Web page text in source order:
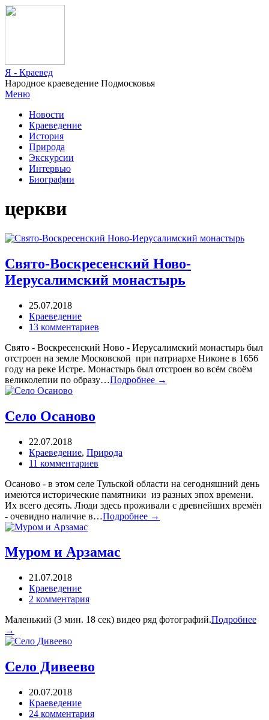
Я - Краевед
Народное краеведение Подмосковья
Меню
Новости
Краеведение
История
Природа
Экскурсии
Интервью
Биографии
церкви
Свято-Воскресенский Ново-
Иерусалимский монастырь
25.07.2018
Краеведение
13 комментариев
Свято - Воскресенский Ново - Иерусалимский монастырь был
отстроен на земле Московской при патриархе Никоне в 1656
году на реке Истре. Монастырь был отстроен во всём своём
великолепии по образу…Подробнее →
Село Осаново
22.07.2018
Краеведение, Природа
11 комментариев
Осаново - в этом селе Тульской области на сегодняшний день
имеются исторические памятники из разных эпох времени.
Их всего десять. Люди здесь проживали с древнейших времён
- очевидно наличие в…Подробнее →
Муром и Арзамас
21.07.2018
Краеведение
2 комментария
Маленький (3 мин. 18 сек) видео ряд фотографий.Подробнее
→
Село Дивеево
20.07.2018
Краеведение
24 комментария